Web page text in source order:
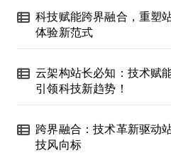
科技赋能跨界融合，重塑
体验新范式
云架构站长必知：技术赋
引领科技新趋势！
跨界融合：技术革新驱动
技风向标